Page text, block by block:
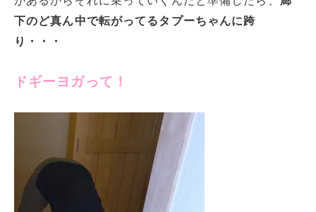
下のど真ん中で転がってるタプーちゃんに跨
り・・・
ドギーヨガって！